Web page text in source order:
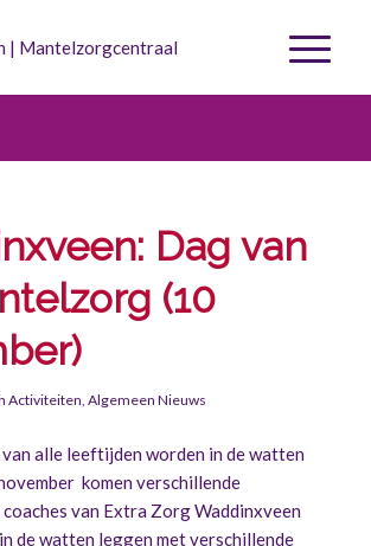
Dag van
(10
Activiteiten, Algemeen Nieuws
alle leeftijden worden in de watten
komen verschillende
van Extra Zorg Waddinxveen
de watten leggen met verschillende